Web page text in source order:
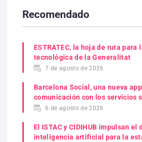
Recomendado
ESTRATEC, la hoja de ruta para
tecnológica de la Generalitat
7 de agosto de 2026
Barcelona Social, una nueva
comunicación con los servicios
6 de agosto de 2026
El ISTAC y CIDIHUB impulsan el
inteligencia artificial para la